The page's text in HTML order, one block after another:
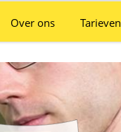
Over ons Tarieven